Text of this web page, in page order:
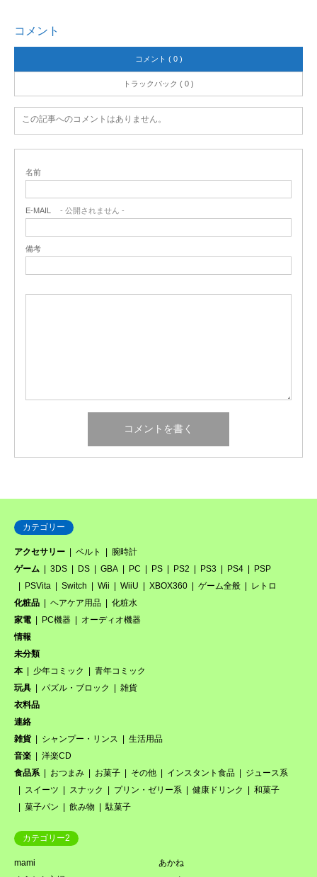
コメント
コメント ( 0 )
トラックバック ( 0 )
この記事へのコメントはありません。
名前
E-MAIL - 公開されません -
備考
カテゴリー
アクセサリー ベルト
腕時計
ゲーム
3DS DS GBA PC PS PS2 PS3 PS4
PSP
PSVita
Switch Wii WiiU XBOX360 ゲーム全般
レトロ
化粧品
ヘアケア用品
化粧水
家電
PC機器
オーディオ機器
情報
未分類
本
少年コミック
青年コミック
玩具
パズル・ブロック
雑貨
衣料品
連絡
雑貨
シャンプー・リンス
生活用品
音楽
洋楽CD
食品系
おつまみ お菓子 その他 インスタント食品
ジュース系
スイーツ
スナック プリン・ゼリー系 健康ドリンク
和菓子
菓子パン
飲み物 駄菓子
カテゴリー2
mami
あかね